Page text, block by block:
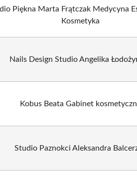
Piękna Marta Frątczak Medycyna
Kosmetyka
Nails Design Studio Angelika
Kobus Beata Gabinet
Studio Paznokci Aleksandra